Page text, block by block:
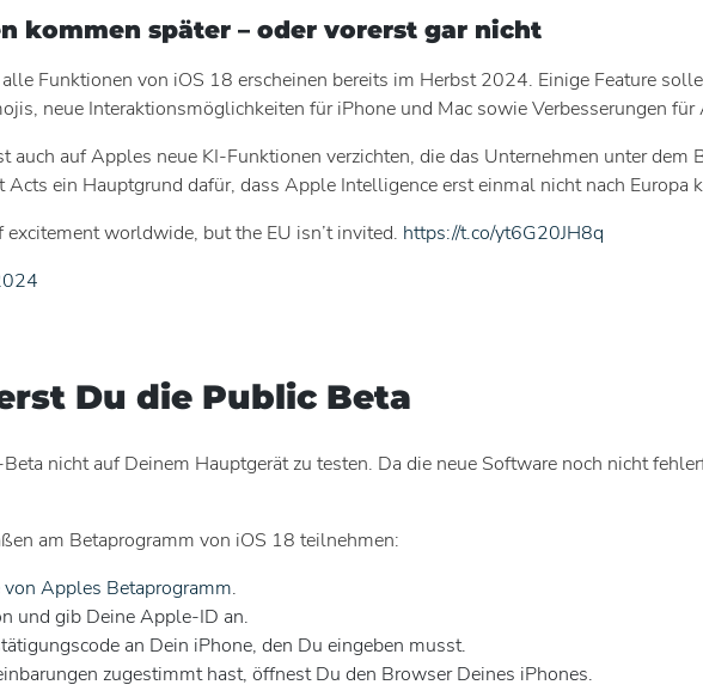
kommen später – oder vorerst gar nicht
Funktionen von iOS 18 erscheinen bereits im Herbst 2024. Einige Feature
neue Interaktionsmöglichkeiten für iPhone und Mac sowie Verbesserungen
auch auf Apples neue KI-Funktionen verzichten, die das Unternehmen unter
ein Hauptgrund dafür, dass Apple Intelligence erst einmal nicht nach Europa
worldwide, but the EU isn’t invited. https://t.co/yt6G20JH8q
Du die Public Beta
nicht auf Deinem Hauptgerät zu testen. Da die neue Software noch nicht
am Betaprogramm von iOS 18 teilnehmen:
Apples Betaprogramm.
und gib Deine Apple-ID an.
an Dein iPhone, den Du eingeben musst.
zugestimmt hast, öffnest Du den Browser Deines iPhones.